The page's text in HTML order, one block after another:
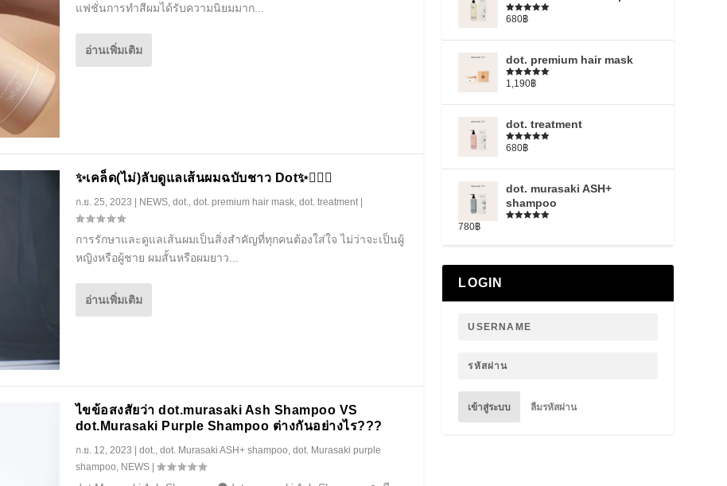
แฟชั่นการทำสีผมได้รับความนิยมมาก...
อ่านเพิ่มเติม
✨️เคล็ด(ไม่)ลับดูแลเส้นผมฉบับชาว Dot✨️💆🏻‍♀️
ก.ย. 25, 2023 NEWS, dot., dot. premium hair mask, dot. treatment|
การรักษาและดูแลเส้นผมเป็นสิ่งสำคัญที่ทุกคนต้องใส่ใจ ไม่ว่าจะเป็นผู้
หญิงหรือผู้ชาย ผมสั้นหรือผมยาว...
อ่านเพิ่มเติม
ไขข้อสงสัยว่า dot.murasaki Ash Shampoo VS
dot.Murasaki Purple Shampoo ต่างกันอย่างไร???
ก.ย. 12, 2023 | dot. dot. Murasaki ASH+ shampoo dot. Murasaki purple
shampoo NEWS|
ให้คะแนน
1-5 คะแนน
680฿
dot. premium hair mask
ให้คะแนน
1-5 คะแนน
1,190฿
dot. treatment
ให้คะแนน
1-5 คะแนน
680฿
dot. murasaki ASH+
shampoo
780฿
LOGIN
เข้าสู่ระบบ ลืมรหัสผ่าน